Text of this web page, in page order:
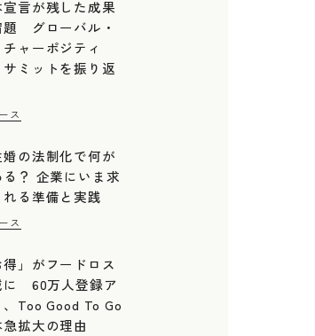
言が残した成果
題 グローバル・
ャーポジティ
サミットを振り返
ス
婚の法制化で何が
る？ 企業にいま求
れる準備と実践
ス
得」がフードロス
に 60万人登録ア
、Too Good To Go
急拡大の理由